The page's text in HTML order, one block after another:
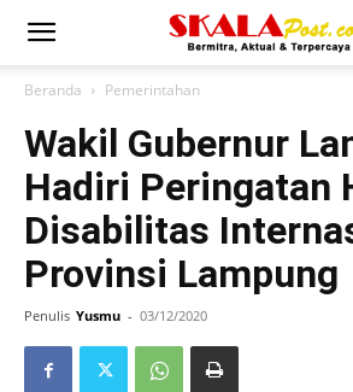
Beranda Pemerintahan
Wakil Gubernur
Hadiri Peringatan
Disabilitas
Provinsi Lampung
Penulis Yusmu - 03/12/2020